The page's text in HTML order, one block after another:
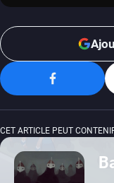
CET ARTICLE PEUT